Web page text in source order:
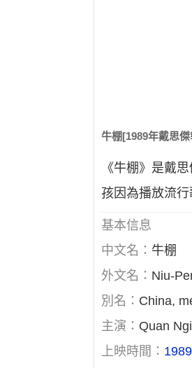
牛棚[1989年戴思
《牛棚》是戴
孩因為播放流行
基本信息
中文名： 牛棚
外文名： Niu-
別名： China,
主演： Quan
上映時間：